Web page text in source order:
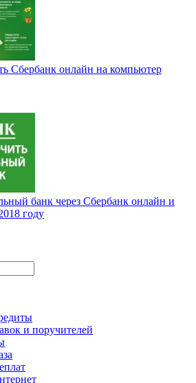
Сбербанк онлайн на компьютер
банк через Сбербанк онлайн и
году
и поручителей